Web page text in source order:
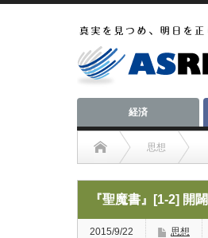
経済
思想
『聖魔書』[1-2] 開
2015/9/22 思想